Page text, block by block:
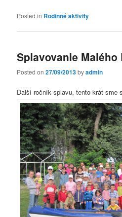
Posted in Rodinné aktivity
Splavovanie Malého
Posted on27/09/2013byadmin
Ďalší ročník splavu, tento krát sme